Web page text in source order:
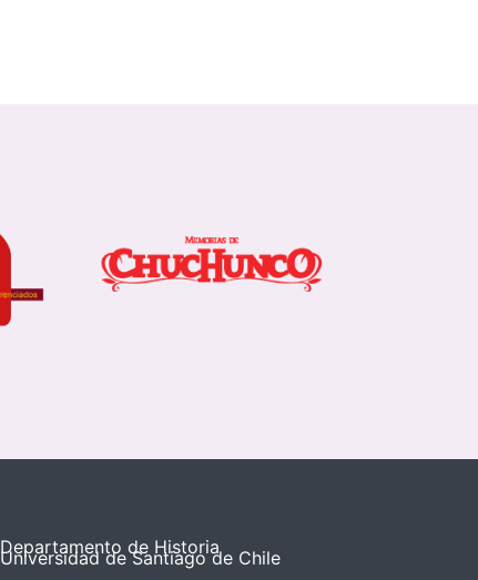
Departamento de Historia
Universidad de Santiago de Chile